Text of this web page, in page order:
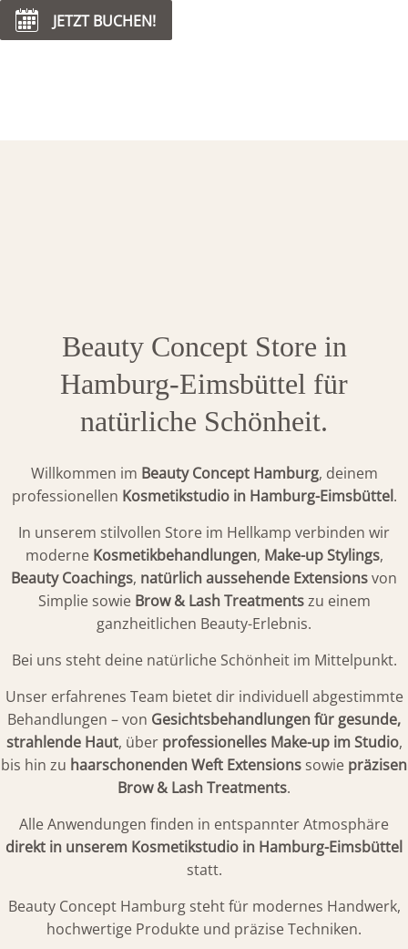
JETZT BUCHEN!
Co-
Beauty Concept Store in
Hamburg-Eimsbüttel für
natürliche Schönheit.
Willkommen im Beauty Concept Hamburg, deinem
professionellen Kosmetikstudio in Hamburg-Eimsbüttel.
In unserem stilvollen Store im Hellkamp verbinden wir
moderne Kosmetikbehandlungen, Make-up Stylings,
Beauty Coachings, natürlich aussehende Extensionsvon
Simplie sowie Brow & Lash Treatmentszu einem
ganzheitlichen Beauty-Erlebnis.
Bei uns steht deine natürliche Schönheit im Mittelpunkt.
Unser erfahrenes Team bietet dir individuell abgestimmte
Behandlungen – von Gesichtsbehandlungen für gesunde,
strahlende Haut, über professionelles Make-up im Studio,
bis hin zu haarschonenden Weft Extensions sowie präzisen
Brow & Lash Treatments.
Alle Anwendungen finden in entspannter Atmosphäre
direkt in unserem Kosmetikstudio in Hamburg-Eimsbüttel
statt.
Beauty Concept Hamburg steht für modernes Handwerk,
hochwertige Produkte und präzise Techniken.